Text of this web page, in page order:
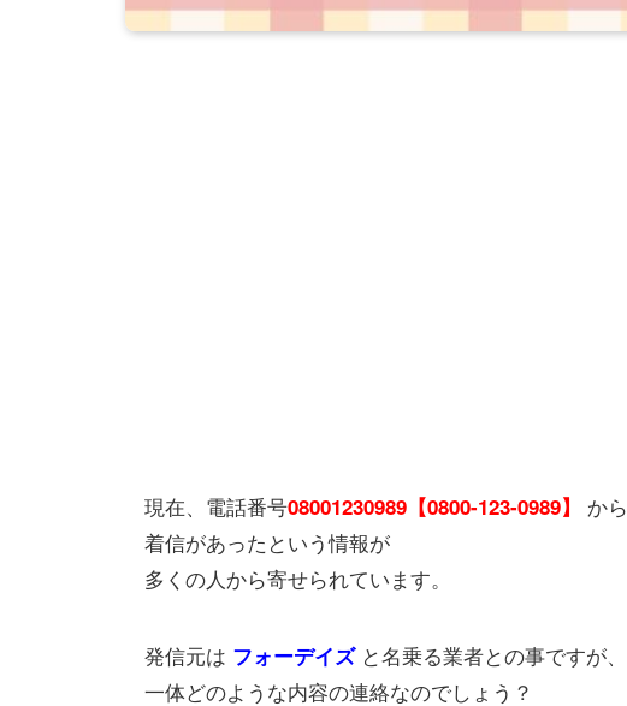
現在、電話番号08001230989【0800-123-0989】
から
着信があったという情報が
多くの人から寄せられています。
発信元は フォーデイズと名乗る業者との事ですが、
一体どのような内容の連絡なのでしょう？